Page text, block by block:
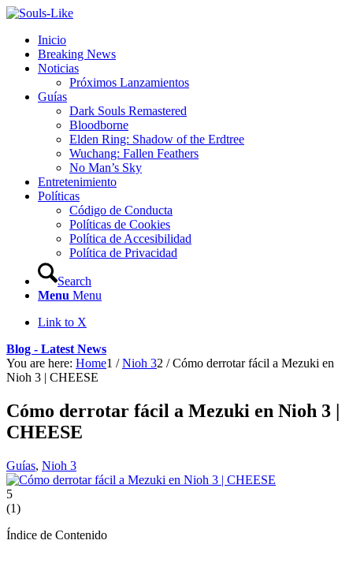
Inicio
Breaking News
Noticias
Próximos Lanzamientos
Guías
Dark Souls Remastered
Bloodborne
Elden Ring: Shadow of the Erdtree
Wuchang: Fallen Feathers
No Man’s Sky
Entretenimiento
Políticas
Código de Conducta
Políticas de Cookies
Política de Accesibilidad
Política de Privacidad
Search
Menu Menu
Link to X
Blog - Latest News
You are here: Home1 / Nioh 32 / Cómo derrotar fácil a Mezuki en
Nioh 3 | CHEESE
Cómo derrotar fácil a Mezuki en Nioh 3 |
CHEESE
Guías, Nioh 3
5
(1)
Índice de Contenido